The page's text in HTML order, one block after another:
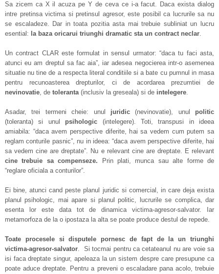
Sa zicem ca X il acuza pe Y de ceva ce i-a facut. Daca exista dialog
intre pretinsa victima si pretinsul agresor, este posibil ca lucrurile sa nu
se escaladeze. Dar in toata pozitia asta mai trebuie subliniat un lucru
esential: la baza oricarui triunghi dramatic sta un contract neclar.
Un contract CLAR este formulat in sensul urmator: “daca tu faci asta,
atunci eu am dreptul sa fac aia”, iar adesea negocierea intr-o asemenea
situatie nu tine de a respecta literal conditiile si a bate cu pumnul in masa
pentru recunoasterea drepturilor, ci de acordarea prezumtiei de
nevinovatie, de toleranta(inclusiv la greseala) si de intelegere.
Asadar, trei termeni cheie: unul juridic(nevinovatie), unul politic
(toleranta) si unul psihologic (intelegere). Toti, transpusi in ideea
amiabila: “daca avem perspective diferite, hai sa vedem cum putem sa
reglam conturile pasnic”, nu in ideea: “daca avem perspective diferite, hai
sa vedem cine are dreptate”. Nu e relevant cine are dreptate. E relevant
cine trebuie sa compenseze. Prin plati, munca sau alte forme de
“reglare oficiala a conturilor”.
Ei bine, atunci cand peste planul juridic si comercial, in care deja exista
planul psihologic, mai apare si planul politic, lucrurile se complica, dar
esenta lor este data tot de dinamica victima-agresor-salvator. Iar
metamorfoza de la o ipostaza la alta se poate produce destul de repede.
Toate procesele si disputele pornesc de fapt de la un triunghi
victima-agresor-salvator. Si tocmai pentru ca cetateanul nu are voie sa
isi faca dreptate singur, apeleaza la un sistem despre care presupune ca
poate aduce dreptate. Pentru a preveni o escaladare pana acolo, trebuie